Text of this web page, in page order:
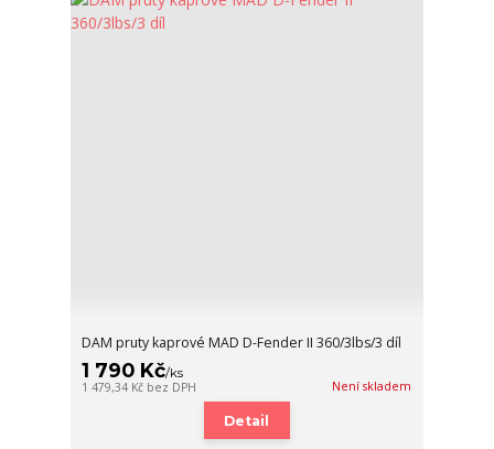
DAM pruty kaprové MAD D-Fender II 360/3lbs/3 díl
1 790 Kč/ks
1 479,34 Kč bez DPH Není skladem
Detail